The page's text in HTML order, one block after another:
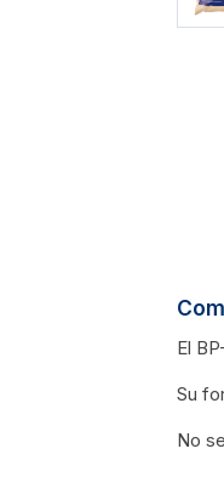
El
Su
No